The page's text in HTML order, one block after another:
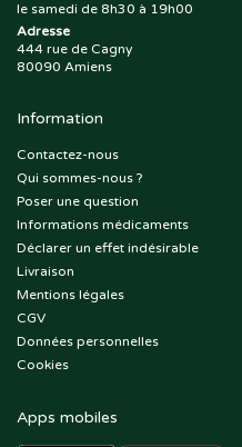
le samedi de 8h30 à 19h00
Adresse
444 rue de Cagny
80090 Amiens
Information
Contactez-nous
Qui sommes-nous ?
Poser une question
Informations médicaments
Déclarer un effet indésirable
Livraison
Mentions légales
CGV
Données personnelles
Cookies
Apps mobiles